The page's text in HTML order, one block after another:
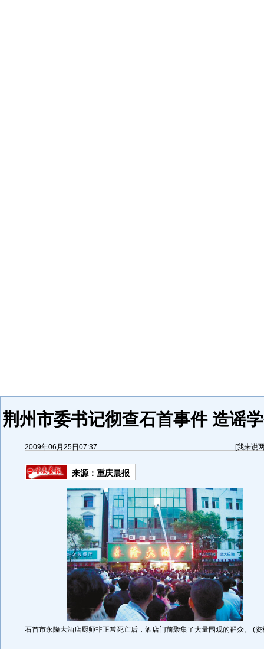
荆州市委书记彻查石首事件 造谣
2009年06月25日07:37 [我来说
来源： 重庆晨报
石首市永隆大酒店厨师非正常死亡后，酒店门前聚集了大量围观的群众。 (资